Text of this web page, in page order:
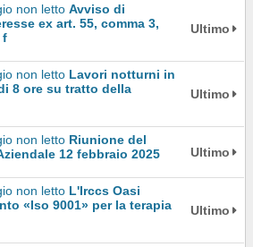
Avviso di
ex art. 55, comma 3,
f
Ultimo
Lavori notturni in
8 ore su tratto della
Ultimo
Riunione del
12 febbraio 2025
Ultimo
L'Irccs Oasi
«Iso 9001» per la terapia
Ultimo